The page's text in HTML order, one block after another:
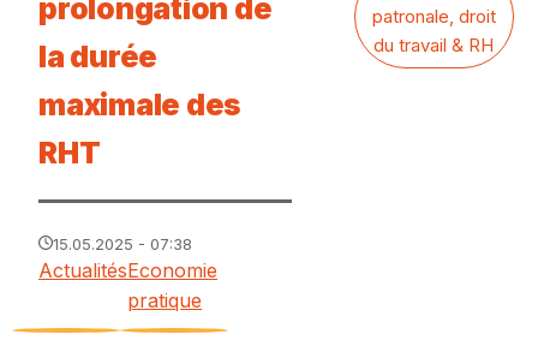
prolongation de
la durée
maximale des
RHT
15.05.2025 - 07:38
ActualitésEconomie
pratique
patronale, droit
du travail & RH